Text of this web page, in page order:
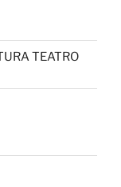
TEATRO